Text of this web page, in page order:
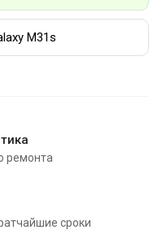
M31s
ремонта
сроки